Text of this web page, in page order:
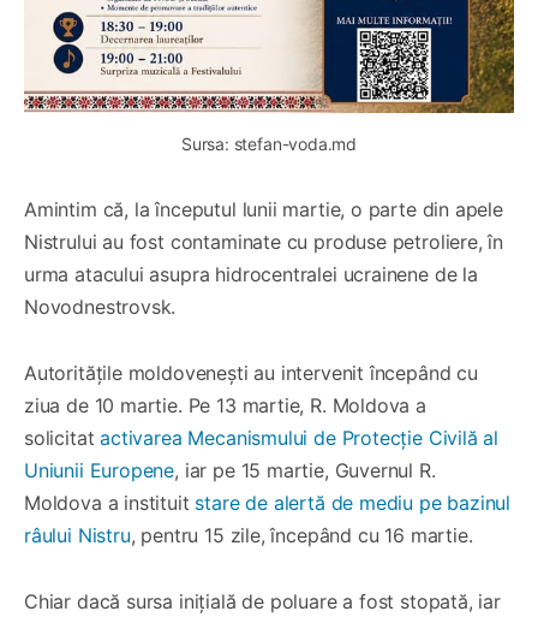
Sursa: stefan-voda.md
Amintim că, la începutul lunii martie, o parte din apele
Nistrului au fost contaminate cu produse petroliere, în
urma atacului asupra hidrocentralei ucrainene de la
Novodnestrovsk.
Autoritățile moldovenești au intervenit începând cu
ziua de 10 martie. Pe 13 martie, R. Moldova a
solicitatactivarea Mecanismului de Protecție Civilă al
Uniunii Europene, iar pe 15 martie, Guvernul R.
Moldova a instituit stare de alertă de mediu pe bazinul
râului Nistru, pentru 15 zile, începând cu 16 martie.
Chiar dacă sursa inițială de poluare a fost stopată, iar